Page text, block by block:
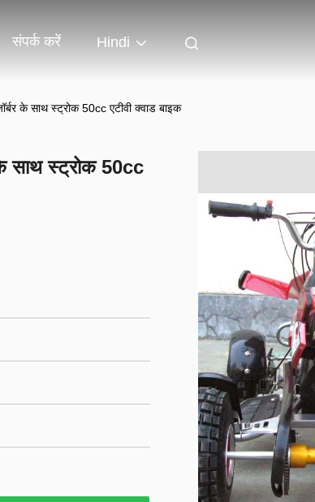
संपर्क करें Hindi
के साथ स्ट्रोक 50cc एटीवी क्वाड बाइक
साथ स्ट्रोक 50cc